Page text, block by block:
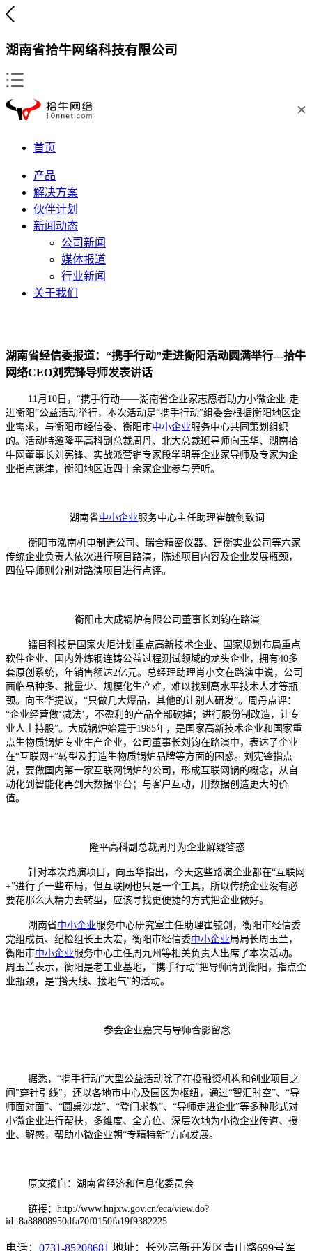
湖南省拾牛网络科技有限公司
首页
产品
解决方案
伙伴计划
新闻动态
公司新闻
媒体报道
行业新闻
关于我们
湖南省经信委报道：“携手行动”走进衡阳活动圆满举行---拾牛
网络CEO刘宪锋导师发表讲话
11月 10 日，“携手行动——湖南省企业家志愿者助力小微企业·走
进衡阳”公益活动举行，本次活动是“携手行动”组委会根据衡阳地区企
业需求，与衡阳市经信委、衡阳市中小企业服务中心共同策划组织
的。活动特邀隆平高科副总裁周丹、北大总裁班导师向玉华、湖南拾
牛网董事长刘宪锋、实战派营销专家段学明等企业家导师及专家为企
业指点迷津，衡阳地区近四十余家企业参与旁听。
湖南省中小企业服务中心主任助理崔毓剑致词
衡阳市泓南机电制造公司、瑞合精密仪器、建衡实业公司等六家
传统企业负责人依次进行项目路演，陈述项目内容及企业发展瓶颈，
四位导师则分别对路演项目进行点评。
衡阳市大成锅炉有限公司董事长刘钧在路演
镭目科技是国家火炬计划重点高新技术企业、国家规划布局重点
软件企业、国内外炼钢连铸公益过程测试领域的龙头企业，拥有40多
套原创系统，年销售额达2亿元。总经理助理肖小文在路演中说，公司
面临品种多、批量少、规模化生产难，难以找到高水平技术人才等瓶
颈。向玉华提议，“只做几大爆品，其他的让别人研发”。周丹点评：
“企业经营做‘减法’，不盈利的产品全部砍掉；进行股份制改造，让专
业人士持股”。大成锅炉始建于1985年，是国家高新技术企业和国家重
点生物质锅炉专业生产企业，公司董事长刘钧在路演中，表达了企业
在“互联网 +”转型及打造生物质锅炉品牌等方面的困惑。刘宪锋指点
说，要做国内第一家互联网锅炉的公司，形成互联网锅的概念，从自
动化到智能化再到大数据平台；与客户互动，用数据创造更大的价
值。
隆平高科副总裁周丹为企业解疑答惑
针对本次路演项目，向玉华指出，今天这些路演企业都在“互联网
+”进行了一些布局，但互联网也只是一个工具，所以传统企业没有必
要花那么大精力去转型，应该寻找更便捷的方式把企业做好。
湖南省中小企业服务中心研究室主任助理崔毓剑，衡阳市经信委
党组成员、纪检组长王大宏，衡阳市经信委中小企业局局长周玉兰，
衡阳市中小企业服务中心主任周九州等相关负责人出席了本次活动。
周玉兰表示，衡阳是老工业基地，“携手行动”把导师请到衡阳，指点企
业瓶颈，是“撘天线、接地气”的活动。
参会企业嘉宾与导师合影留念
据悉，“携手行动”大型公益活动除了在投融资机构和创业项目之
间 "穿针引线" ，还以各地市中心及园区为枢纽，通过“智汇时空”、“导
师面对面”、“圆桌沙龙”、“登门求教”、“导师走进企业”等多种形式对
小微企业进行帮扶，多维度、全方位、深层次地为小微企业传道、授
业、解惑，帮助小微企业朝“专精特新”方向发展。
原文摘自：湖南省经济和信息化委员会
链接：http://www.hnjxw.gov.cn/eca/view.do?
id=8a88808950dfa70f0150fa19f9382225
电话： 0731-85208681 地址：长沙高新开发区青山路699号军